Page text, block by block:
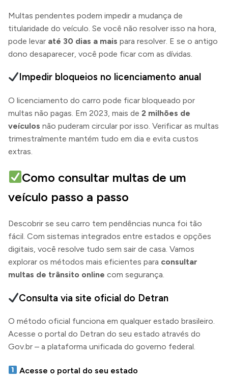
Multas pendentes podem impedir a mudança de
titularidade do veículo. Se você não resolver isso na hora,
pode levar até 30 dias a mais para resolver. E se o antigo
dono desaparecer, você pode ficar com as dívidas.
Impedir bloqueios no licenciamento anual
O licenciamento do carro pode ficar bloqueado por
multas não pagas. Em 2023, mais de 2 milhões de
veículos não puderam circular por isso. Verificar as multas
trimestralmente mantém tudo em dia e evita custos
extras.
Como consultar multas de um
veículo passo a passo
Descobrir se seu carro tem pendências nunca foi tão
fácil. Com sistemas integrados entre estados e opções
digitais, você resolve tudo sem sair de casa. Vamos
explorar os métodos mais eficientes para consultar
multas de trânsito online com segurança.
Consulta via site oficial do Detran
O método oficial funciona em qualquer estado brasileiro.
Acesse o portal do Detran do seu estado através do
Gov.br – a plataforma unificada do governo federal.
Acesse o portal do seu estado